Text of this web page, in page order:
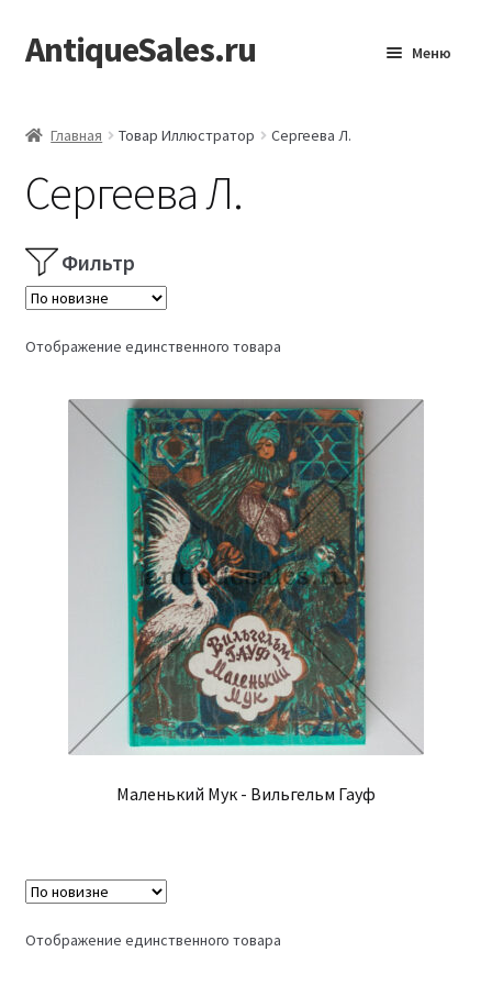
Перейти
к
Перейти
к
AntiqueSales.ru Меню
Главная Товар Иллюстратор Сергеева Л.
Сергеева Л.
Фильтр
Отображение единственного товара
Маленький Мук - Вильгельм Гауф
Отображение единственного товара